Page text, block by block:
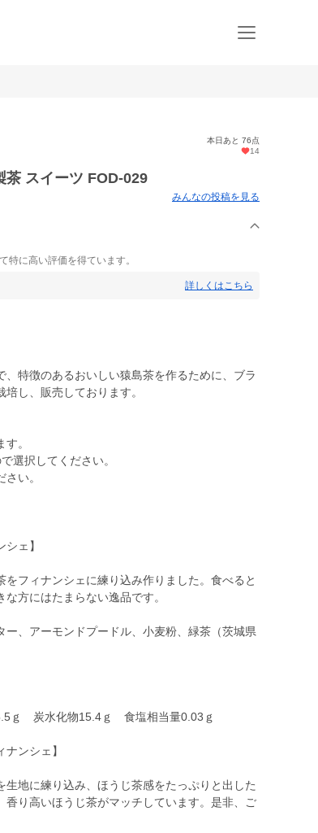
本日あと 76点
14
茶 スイーツ FOD-029
みんなの投稿を見る
特に高い評価を得ています。
詳しくはこちら
特徴のあるおいしい猿島茶を作るために、ブラ
し、販売しております。
。
選択してください。
い。
ェ】
フィナンシェに練り込み作りました。食べると
方にはたまらない逸品です。
、アーモンドプードル、小麦粉、緑茶（茨城県
ｇ 炭水化物15.4ｇ 食塩相当量0.03ｇ
ンシェ】
地に練り込み、ほうじ茶感をたっぷりと出した
り高いほうじ茶がマッチしています。是非、ご